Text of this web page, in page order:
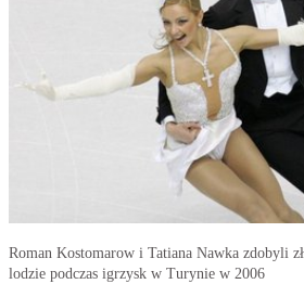
Roman Kostomarow i Tatiana Nawka zdobyli
lodzie podczas igrzysk w Turynie w 2006